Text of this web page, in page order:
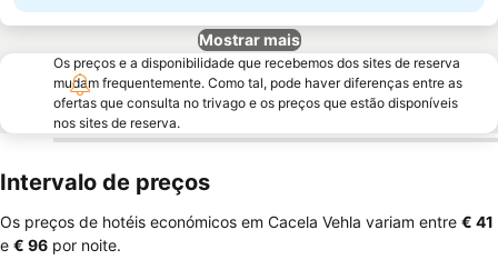
Mostrar mais
Os preços e a disponibilidade que recebemos dos sites de reserva
mudam frequentemente. Como tal, pode haver diferenças entre as
ofertas que consulta no trivago e os preços que estão disponíveis
nos sites de reserva.
Intervalo de preços
Os preços de hotéis económicos em Cacela Vehla variam entre ‎€ 41
e ‎€ 96 por noite.